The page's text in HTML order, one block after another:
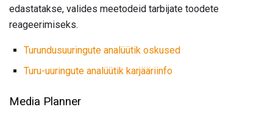
edastatakse, valides meetodeid tarbijate toodete
reageerimiseks.
Turundusuuringute analüütik oskused
Turu-uuringute analüütik karjääriinfo
Media Planner